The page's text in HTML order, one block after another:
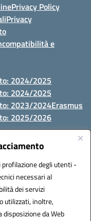
degli utenti -
necessari al
dei servizi
utilizzati, inoltre,
da Web
Privacy Policy
Privacy
e
2024/2025
2024/2025
2023/2024Erasmus
2025/2026
- Fax 0793764116
92073300904